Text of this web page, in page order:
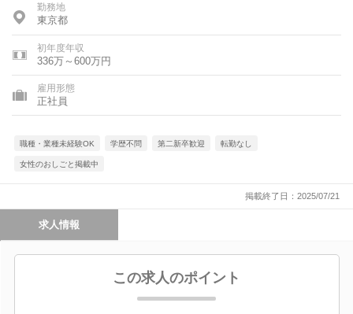
勤務地
東京都
初年度年収
336万～600万円
雇用形態
正社員
職種・業種未経験OK 学歴不問 第二新卒歓迎 転勤なし
女性のおしごと掲載中
掲載終了日：2025/07/21
求人情報
この求人のポイント